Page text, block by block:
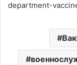
department-